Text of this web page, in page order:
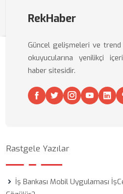
RekHaber
Güncel gelişmeleri ve
okuyucularına yenilikçi
haber sitesidir.
Rastgele Yazılar
İş Bankası Mobil Uygulaması